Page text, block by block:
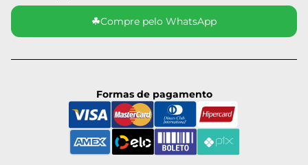
☘Compre pelo WhatsApp
Formas de pagamento